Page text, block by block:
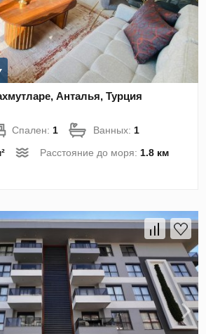
Анталья, Турция
Спален: 1 Ванных: 1
Расстояние до моря: 1.8 км